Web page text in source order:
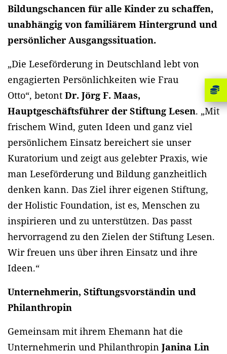
Bildungschancen für alle Kinder zu schaffen,
unabhängig von familiärem Hintergrund und
persönlicher Ausgangssituation.
„Die Leseförderung in Deutschland lebt von
engagierten Persönlichkeiten wie Frau
Otto“, betont Dr. Jörg F. Maas,
Hauptgeschäftsführer der Stiftung Lesen. „Mit
frischem Wind, guten Ideen und ganz viel
persönlichem Einsatz bereichert sie unser
Kuratorium und zeigt aus gelebter Praxis, wie
man Leseförderung und Bildung ganzheitlich
denken kann. Das Ziel ihrer eigenen Stiftung,
der Holistic Foundation, ist es, Menschen zu
inspirieren und zu unterstützen. Das passt
hervorragend zu den Zielen der Stiftung Lesen.
Wir freuen uns über ihren Einsatz und ihre
Ideen.“
Unternehmerin, Stiftungsvorständin und
Philanthropin
Gemeinsam mit ihrem Ehemann hat die
Unternehmerin und Philanthropin Janina Lin